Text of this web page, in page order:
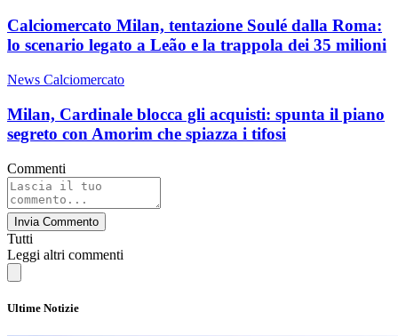
Calciomercato Milan, tentazione Soulé dalla Roma:
lo scenario legato a Leão e la trappola dei 35 milioni
News Calciomercato
Milan, Cardinale blocca gli acquisti: spunta il piano
segreto con Amorim che spiazza i tifosi
Commenti
Invia Commento
Tutti
Leggi altri commenti
Ultime Notizie